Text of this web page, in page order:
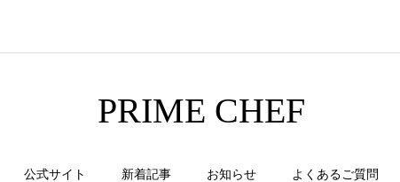
PRIME CHEF
公式サイト 新着記事 お知らせ よくあるご質問